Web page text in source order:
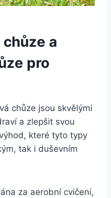
a
pro
chůze jsou skvělými
a zlepšit svou
které tyto typy
tak i duševním
za aerobní cvičení,